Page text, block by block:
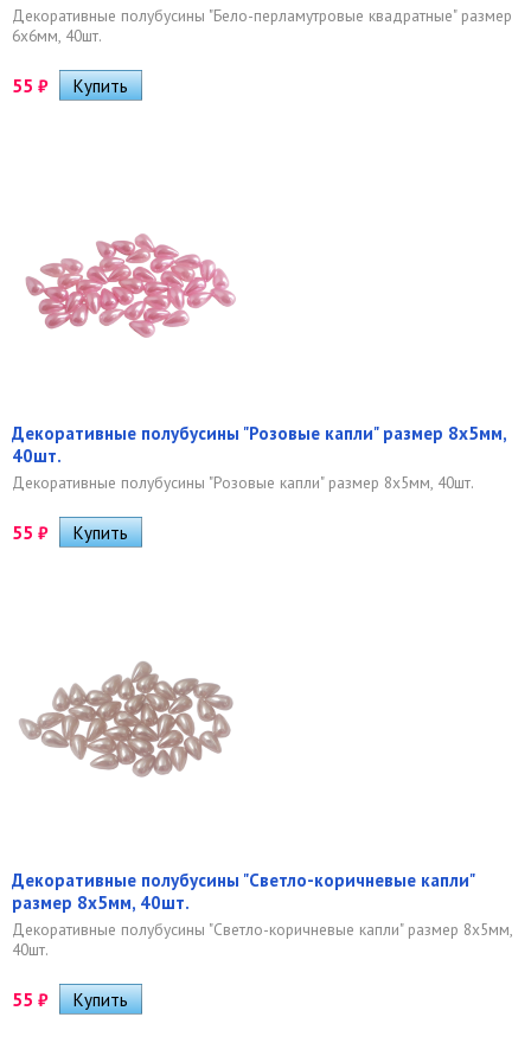
Декоративные полубусины "Бело-перламутровые квадратные" размер
6х6мм, 40шт.
55 ₽
Декоративные полубусины "Розовые капли" размер 8х5мм,
40шт.
Декоративные полубусины "Розовые капли" размер 8х5мм, 40шт.
55 ₽
Декоративные полубусины "Светло-коричневые капли"
размер 8х5мм, 40шт.
Декоративные полубусины "Светло-коричневые капли" размер 8х5мм,
40шт.
55 ₽